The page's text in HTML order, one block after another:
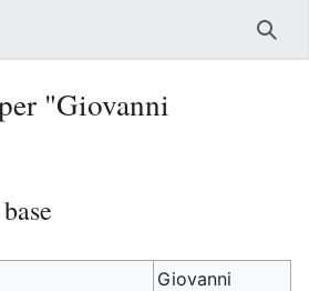
"Giovanni
Giovanni